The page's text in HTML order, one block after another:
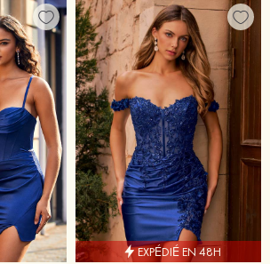
EXPÉDIÉ EN 48H